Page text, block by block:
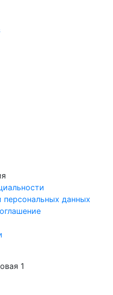
персональных данных
1